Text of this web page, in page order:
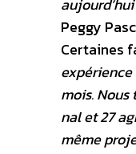
Peggy
Certaines
expérience
mois.
nal et 27
même